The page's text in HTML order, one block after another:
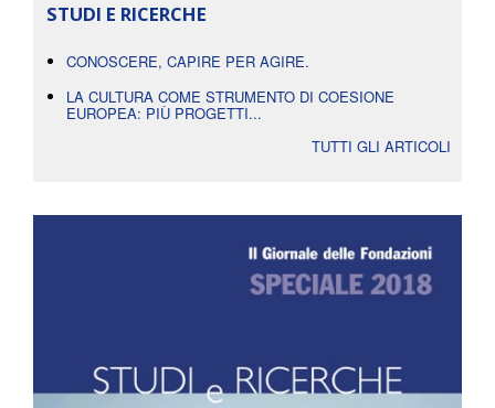
STUDI E RICERCHE
CONOSCERE, CAPIRE PER AGIRE.
LA CULTURA COME STRUMENTO DI COESIONE
EUROPEA: PIÙ PROGETTI...
TUTTI GLI ARTICOLI